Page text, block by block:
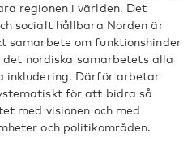
regionen i världen. Det
socialt hållbara Norden är
samarbete om funktionshinder
nordiska samarbetets alla
inkludering. Därför arbetar
för att bidra så
med visionen och med
och politikområden.